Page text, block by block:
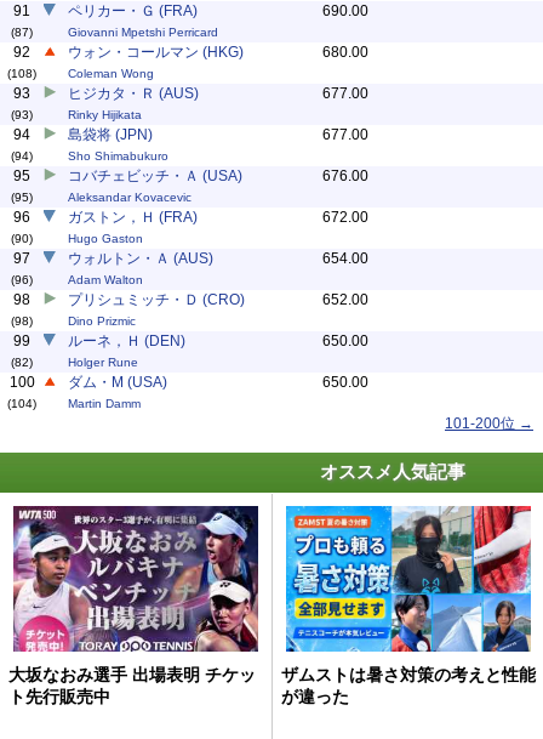
91
(87)
ペリカー・Ｇ (FRA)
Giovanni Mpetshi Perricard
690.00
92
(108)
ウォン・コールマン (HKG)
Coleman Wong
680.00
93
(93)
ヒジカタ・Ｒ (AUS)
Rinky Hijikata
677.00
94
(94)
島袋将 (JPN)
Sho Shimabukuro
677.00
95
(95)
コバチェビッチ・Ａ (USA)
Aleksandar Kovacevic
676.00
96
(90)
ガストン，Ｈ (FRA)
Hugo Gaston
672.00
97
(96)
ウォルトン・Ａ (AUS)
Adam Walton
654.00
98
(98)
プリシュミッチ・Ｄ (CRO)
Dino Prizmic
652.00
99
(82)
ルーネ，Ｈ (DEN)
Holger Rune
650.00
100
(104)
ダム・M (USA)
Martin Damm
650.00
101-200位 →
オススメ人気記事
大坂なおみ選手 出場表明 チケッ
ト先行販売中
ザムストは暑さ対策の考えと性能
が違った